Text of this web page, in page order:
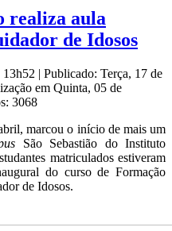
realiza aula
de Idosos
| Publicado: Terça, 17 de
em Quinta, 05 de
3068
marcou o início de mais um
São Sebastião do Instituto
matriculados estiveram
do curso de Formação
de Idosos.